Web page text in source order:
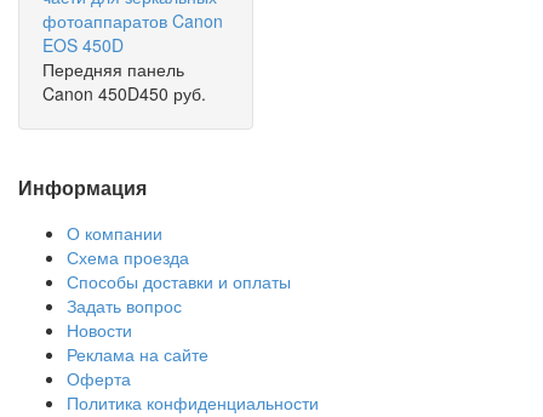
Передняя панель
Canon 450D450 руб.
Информация
О компании
Схема проезда
Способы доставки и оплаты
Задать вопрос
Новости
Реклама на сайте
Оферта
Политика конфиденциальности